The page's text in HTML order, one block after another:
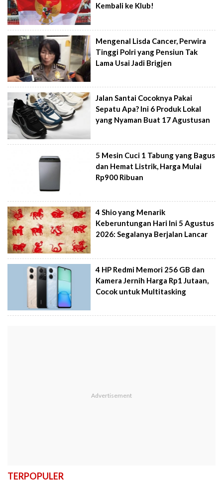
Kembali ke Klub!
Mengenal Lisda Cancer, Perwira
Tinggi Polri yang Pensiun Tak
Lama Usai Jadi Brigjen
Jalan Santai Cocoknya Pakai
Sepatu Apa? Ini 6 Produk Lokal
yang Nyaman Buat 17 Agustusan
5 Mesin Cuci 1 Tabung yang Bagus
dan Hemat Listrik, Harga Mulai
Rp900 Ribuan
4 Shio yang Menarik
Keberuntungan Hari Ini 5 Agustus
2026: Segalanya Berjalan Lancar
4 HP Redmi Memori 256 GB dan
Kamera Jernih Harga Rp1 Jutaan,
Cocok untuk Multitasking
TERPOPULER